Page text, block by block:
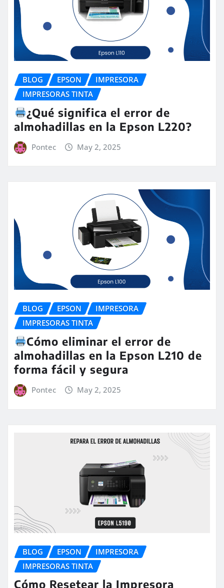
BLOG EPSON
IMPRESORA
IMPRESORAS TINTA
¿Qué significa el error de
almohadillas en la Epson L220?
Pontec May 2, 2025
BLOG EPSON
IMPRESORA
IMPRESORAS TINTA
Cómo eliminar el error de
almohadillas en la Epson L210 de
forma fácil y segura
Pontec May 2, 2025
BLOG EPSON
IMPRESORA
IMPRESORAS TINTA
Cómo Resetear la Impresora